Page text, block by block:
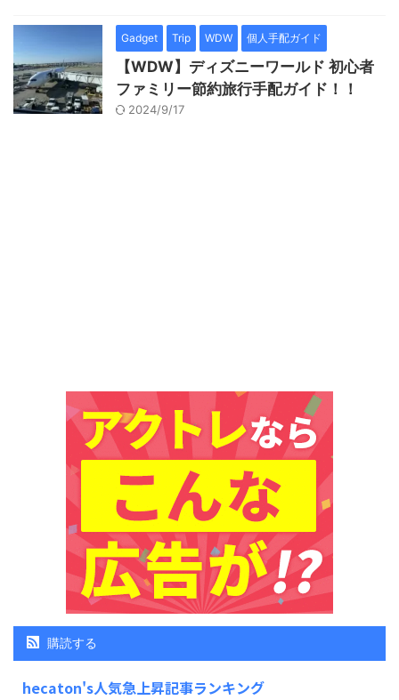
Gadget Trip WDW 個人手配ガイド
【WDW】ディズニーワールド 初心者
ファミリー節約旅行手配ガイド！！
2024/9/17
購読する
hecaton's人気急上昇記事ランキング